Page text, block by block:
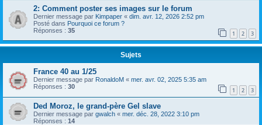
2: Comment poster ses images sur le forum
Dernier message par Kimpaper « dim. avr. 12, 2026 2:52 pm
Posté dans Pourquoi ce forum ?
Réponses : 35 1 2 3
Sujets
France 40 au 1/25
Dernier message par RonaldoM « mer. avr. 02, 2025 5:35 am
Réponses : 30 1 2 3
Ded Moroz, le grand-père Gel slave
Dernier message par gwalch « mer. déc. 28, 2022 3:10 pm
Réponses : 14